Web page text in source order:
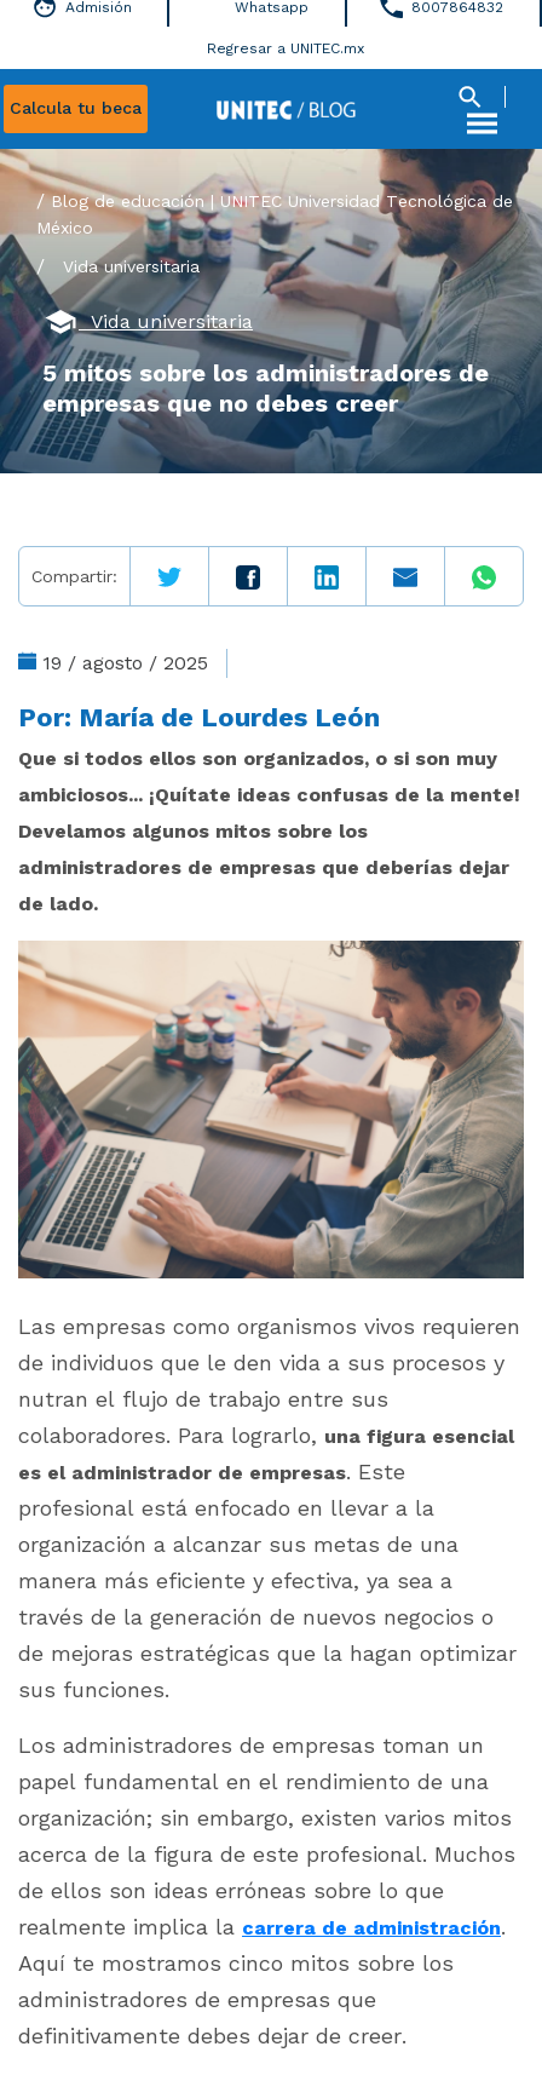
Calcula tu beca
Admisión Whatsapp 8007864832
Regresar a UNITEC.mx
Blog de educación | UNITEC Universidad Tecnológica de
México
/ Vida universitaria
Vida universitaria
5 mitos sobre los administradores de
empresas que no debes creer
Compartir:
19 / agosto / 2025
Por: María de Lourdes León
Que si todos ellos son organizados, o si son muy
ambiciosos... ¡Quítate ideas confusas de la mente!
Develamos algunos mitos sobre los
administradores de empresas que deberías dejar
de lado.
Las empresas como organismos vivos requieren
de individuos que le den vida a sus procesos y
nutran el flujo de trabajo entre sus
colaboradores. Para lograrlo, una figura esencial
es el administrador de empresas. Este
profesional está enfocado en llevar a la
organización a alcanzar sus metas de una
manera más eficiente y efectiva, ya sea a
través de la generación de nuevos negocios o
de mejoras estratégicas que la hagan optimizar
sus funciones.
Los administradores de empresas toman un
papel fundamental en el rendimiento de una
organización; sin embargo, existen varios mitos
acerca de la figura de este profesional. Muchos
de ellos son ideas erróneas sobre lo que
realmente implica la carrera de administración.
Aquí te mostramos cinco mitos sobre los
administradores de empresas que
definitivamente debes dejar de creer.